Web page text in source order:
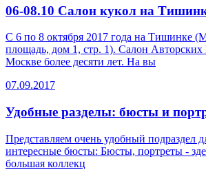
06-08.10 Салон кукол на
С 6 по 8 октября 2017 года на Тишинке
площадь, дом 1, стр. 1). Салон Авторских
Москве более десяти лет. На вы
07.09.2017
Удобные разделы: бюсты и
Представляем очень удобный подраздел
интересные бюсты: Бюсты, портреты -
большая коллекц